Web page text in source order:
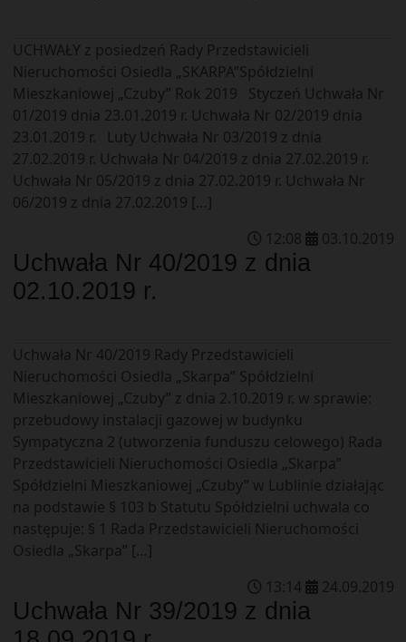
UCHWAŁY z posiedzeń Rady Przedstawicieli
Nieruchomości Osiedla „SKARPA”Spółdzielni
Mieszkaniowej „Czuby” Rok 2019 Styczeń Uchwała Nr
01/2019 dnia 23.01.2019 r. Uchwała Nr 02/2019 dnia
23.01.2019 r. Luty Uchwała Nr 03/2019 z dnia
27.02.2019 r. Uchwała Nr 04/2019 z dnia 27.02.2019 r.
Uchwała Nr 05/2019 z dnia 27.02.2019 r. Uchwała Nr
06/2019 z dnia 27.02.2019 […]
12:08 03.10.2019
Uchwała Nr 40/2019 z dnia
02.10.2019 r.
Uchwała Nr 40/2019 Rady Przedstawicieli
Nieruchomości Osiedla „Skarpa” Spółdzielni
Mieszkaniowej „Czuby” z dnia 2.10.2019 r. w sprawie:
przebudowy instalacji gazowej w budynku
Sympatyczna 2 (utworzenia funduszu celowego) Rada
Przedstawicieli Nieruchomości Osiedla „Skarpa”
Spółdzielni Mieszkaniowej „Czuby” w Lublinie działając
na podstawie § 103 b Statutu Spółdzielni uchwala co
następuje: § 1 Rada Przedstawicieli Nieruchomości
Osiedla „Skarpa” […]
13:14 24.09.2019
Uchwała Nr 39/2019 z dnia